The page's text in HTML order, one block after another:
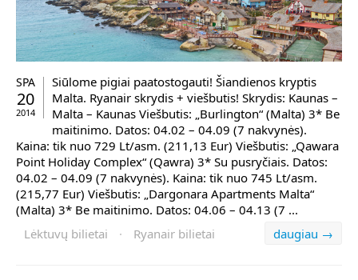
SPA
20
2014
Siūlome pigiai paatostogauti! Šiandienos kryptis
Malta. Ryanair skrydis + viešbutis! Skrydis: Kaunas –
Malta – Kaunas Viešbutis: „Burlington“ (Malta) 3* Be
maitinimo. Datos: 04.02 – 04.09 (7 nakvynės).
Kaina: tik nuo 729 Lt/asm. (211,13 Eur) Viešbutis: „Qawara
Point Holiday Complex“ (Qawra) 3* Su pusryčiais. Datos:
04.02 – 04.09 (7 nakvynės). Kaina: tik nuo 745 Lt/asm.
(215,77 Eur) Viešbutis: „Dargonara Apartments Malta“
(Malta) 3* Be maitinimo. Datos: 04.06 – 04.13 (7 ...
daugiau →
Lėktuvų bilietai · Ryanair bilietai